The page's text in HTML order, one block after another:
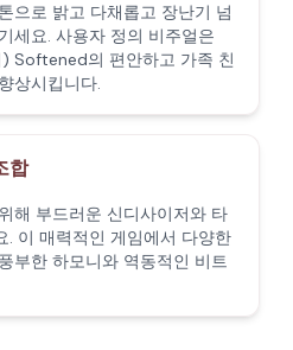
으로 밝고 다채롭고 장난기 넘
세요. 사용자 정의 비주얼은
Softened의 편안하고 가족 친
상시킵니다.
합
해 부드러운 신디사이저와 타
. 이 매력적인 게임에서 다양한
부한 하모니와 역동적인 비트